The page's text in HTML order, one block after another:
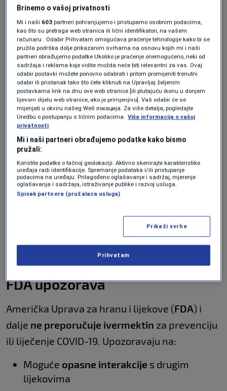
Idaho
Louisiana
Pored njih, zakonodavci iz najmanje12 drugih
državapokušavaju usvojiti slične mjere,
uključujući: Alabamu, Georgiju, Kentucky,
Maine, Minnesotu, Mississippi, New
Hampshire, Sjevernu Karolinu, Sjevernu
Dakotu, Pennsylvaniju, Južnu Karolinu i
Zapadnu Virginiju.
Šta je ivermektin?
Prvobitno razvijen kaoveterinarski lijek
tropskih bolesti
poput riječnog sljepila, šuge i parazitskih
FDA upozorava
Američka Uprava za hranu i lijekove (FDA) i
dalje ne preporučuje ivermektin za prevenciju
ili liječenje COVID-19. Upozoravaju na:
Moguće opasne interakcije s drugim
lijekovima
Brinemo o vašoj privatnosti
Mi i naši 603 partneri pohranjujemo i pristupamo osobnim podacima,
kao što su pretraga web stranica ili lični identifikatori, na vašem
računaru . Odabir Prihvatam omogućava praćenje tehnologije kako bi se
pružila podrška dolje prikazanim svrhama na osnovu kojih mi i naši
partneri obrađujemo podatke Ukoliko je praćenje onemogućeno, neki od
sadržaja i reklama koje vidite možda neće biti relevantni za vas. Ovaj
odabir postavki možete ponovno odabrati i pritom promijeniti trenutni
odabir ili pristanak tako što ćete kliknuti na Upravljaj željenim
postavkama link na dnu ove web stranice [ili plutajuću ikonu u donjem
lijevom dijelu web stranice, ako je primjenjivo]. Vaš odabir će se
mijenjati u okviru našeg Wеб локација. Za više detalja, pogledajte
Uredbu o postupanju s ličnim podacima. Više informacija o vašoj
privatnosti
Mi i naši partneri obrađujemo podatke kako bismo
pružali:
Koristite podatke o tačnoj geolokaciji. Aktivno skenirajte karakteristike
uređaja radi identifikacije. Spremanje podataka i/ili pristupanje
podacima na uređaju. Prilagođeno oglašavanje i sadržaj, mjerenje
oglašavanja i sadržaja, istraživanje publike i razvoj usluga.
Spisak partnera (pružalaca usluga)
Prikaži svrhe
Prihvatam